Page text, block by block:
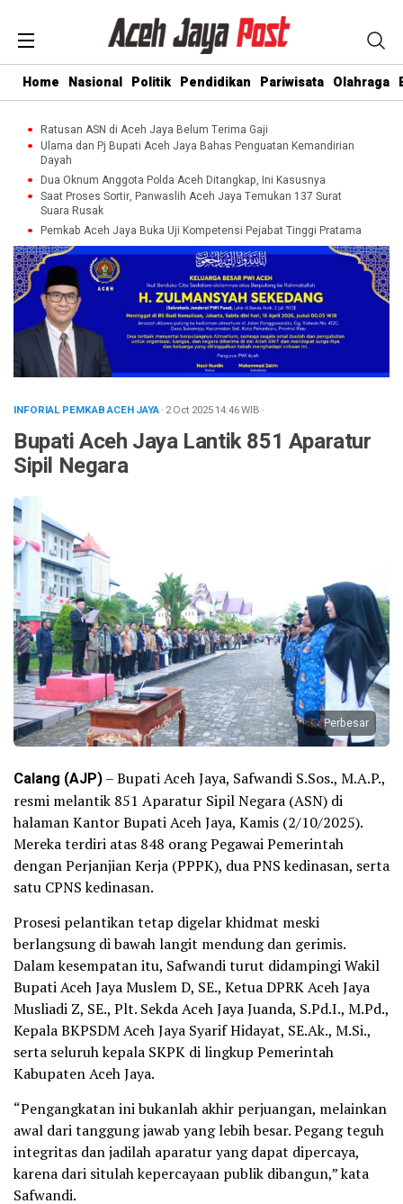
Home Nasional Politik Pendidikan Pariwisata Olahraga
Ratusan ASN di Aceh Jaya Belum Terima Gaji
Ulama dan Pj Bupati Aceh Jaya Bahas Penguatan Kemandirian
Dayah
Dua Oknum Anggota Polda Aceh Ditangkap, Ini Kasusnya
Saat Proses Sortir, Panwaslih Aceh Jaya Temukan 137 Surat
Suara Rusak
Pemkab Aceh Jaya Buka Uji Kompetensi Pejabat Tinggi Pratama
INFORIAL PEMKAB ACEH JAYA· 2 Oct 202514:46WIB ·
Bupati Aceh Jaya Lantik 851 Aparatur
Sipil Negara
Perbesar
Calang (AJP)– Bupati Aceh Jaya, Safwandi S.Sos., M.A.P.,
resmi melantik 851 Aparatur Sipil Negara (ASN) di
halaman Kantor Bupati Aceh Jaya, Kamis (2/10/2025).
Mereka terdiri atas 848 orang Pegawai Pemerintah
dengan Perjanjian Kerja (PPPK), dua PNS kedinasan, serta
satu CPNS kedinasan.
Prosesi pelantikan tetap digelar khidmat meski
berlangsung di bawah langit mendung dan gerimis.
Dalam kesempatan itu, Safwandi turut didampingi Wakil
Bupati Aceh Jaya Muslem D, SE., Ketua DPRK Aceh Jaya
Musliadi Z, SE., Plt. Sekda Aceh Jaya Juanda, S.Pd.I., M.Pd.,
Kepala BKPSDM Aceh Jaya Syarif Hidayat, SE.Ak., M.Si.,
serta seluruh kepala SKPK di lingkup Pemerintah
Kabupaten Aceh Jaya.
“Pengangkatan ini bukanlah akhir perjuangan, melainkan
awal dari tanggung jawab yang lebih besar. Pegang teguh
integritas dan jadilah aparatur yang dapat dipercaya,
karena dari situlah kepercayaan publik dibangun,” kata
Safwandi.